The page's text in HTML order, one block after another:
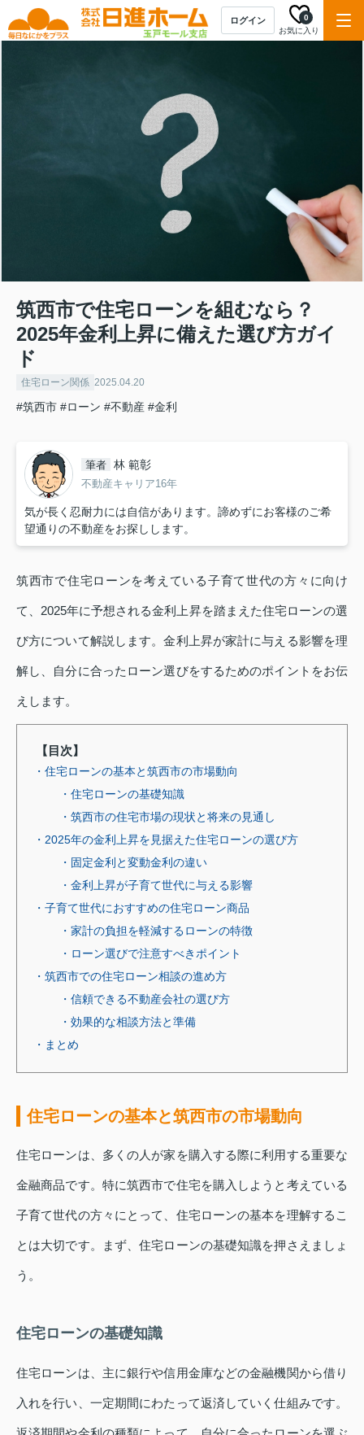
ログイン
お気に入り
0
筑西市で住宅ローンを組むなら？
2025年金利上昇に備えた選び方ガイ
ド
住宅ローン関係 2025.04.20
#筑西市 #ローン #不動産 #金利
筆者 林 範彰
不動産キャリア16年
気が長く忍耐力には自信があります。諦めずにお客様のご希
望通りの不動産をお探しします。
筑西市で住宅ローンを考えている子育て世代の方々に向け
て、2025年に予想される金利上昇を踏まえた住宅ローンの選
び方について解説します。金利上昇が家計に与える影響を理
解し、自分に合ったローン選びをするためのポイントをお伝
えします。
【目次】
・住宅ローンの基本と筑西市の市場動向
・住宅ローンの基礎知識
・筑西市の住宅市場の現状と将来の見通し
・2025年の金利上昇を見据えた住宅ローンの選び方
・固定金利と変動金利の違い
・金利上昇が子育て世代に与える影響
・子育て世代におすすめの住宅ローン商品
・家計の負担を軽減するローンの特徴
・ローン選びで注意すべきポイント
・筑西市での住宅ローン相談の進め方
・信頼できる不動産会社の選び方
・効果的な相談方法と準備
・まとめ
住宅ローンの基本と筑西市の市場動向
住宅ローンは、多くの人が家を購入する際に利用する重要な
金融商品です。特に筑西市で住宅を購入しようと考えている
子育て世代の方々にとって、住宅ローンの基本を理解するこ
とは大切です。まず、住宅ローンの基礎知識を押さえましょ
う。
住宅ローンの基礎知識
住宅ローンは、主に銀行や信用金庫などの金融機関から借り
入れを行い、一定期間にわたって返済していく仕組みです。